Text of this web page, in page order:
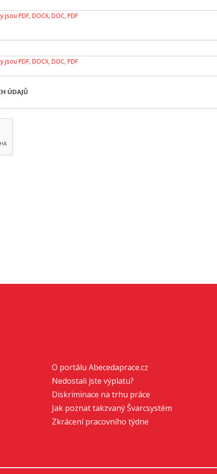
PDF, DOCX, DOC, PDF
PDF, DOCX, DOC, PDF
ÚDAJŮ
O portálu Abecedaprace.cz
Nedostali jste výplatu?
Diskriminace na trhu práce
Jak poznat takzvaný Švarcsystém
Zkrácení pracovního týdne